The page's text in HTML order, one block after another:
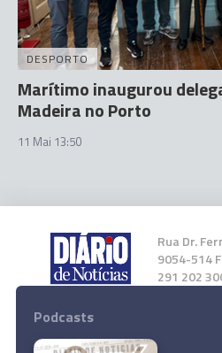
DESPORTO
Marítimo inaugurou
Madeira no Porto
11 Mai 13:50
Rua Dr.
9054-514
291 202
Instale a
Podcasts